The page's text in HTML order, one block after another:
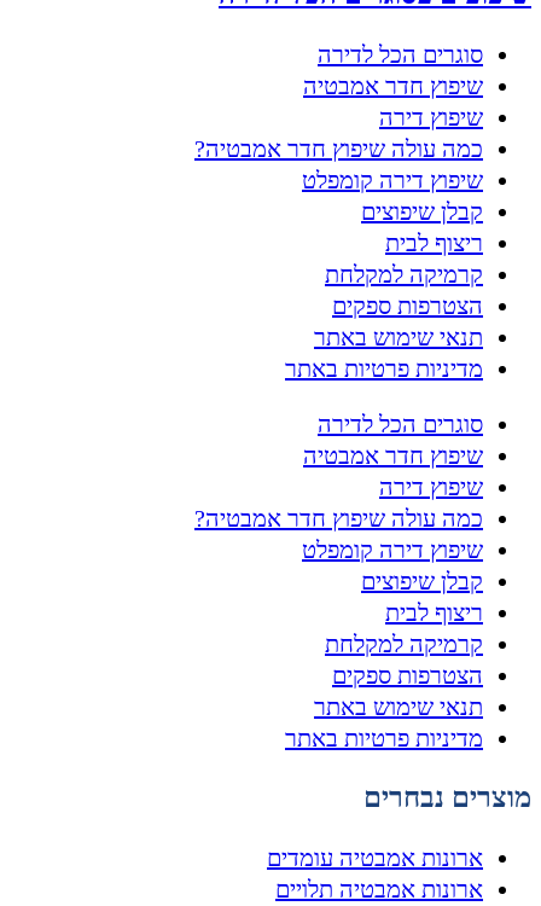
סוגרים הכל לדירה
שיפוץ חדר אמבטיה
שיפוץ דירה
כמה עולה שיפוץ חדר אמבטיה?
שיפוץ דירה קומפלט
קבלן שיפוצים
ריצוף לבית
קרמיקה למקלחת
הצטרפות ספקים
תנאי שימוש באתר
מדיניות פרטיות באתר
סוגרים הכל לדירה
שיפוץ חדר אמבטיה
שיפוץ דירה
כמה עולה שיפוץ חדר אמבטיה?
שיפוץ דירה קומפלט
קבלן שיפוצים
ריצוף לבית
קרמיקה למקלחת
הצטרפות ספקים
תנאי שימוש באתר
מדיניות פרטיות באתר
מוצרים נבחרים
ארונות אמבטיה עומדים
ארונות אמבטיה תלויים